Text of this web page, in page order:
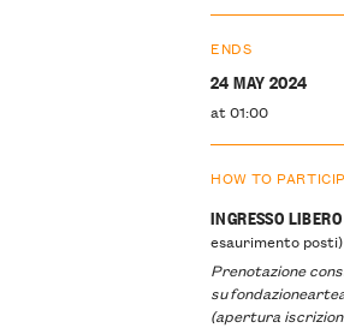
ENDS
24 MAY 2024
at 01:00
HOW TO
INGRESSO
esaurimento posti)
Prenotazione
su
(apertura